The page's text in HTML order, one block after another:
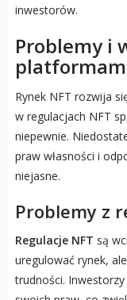
inwestorów.
Problemy i
Rynek NFT rozwija
w regulacjach NFT
niepewnie.
praw własności i
niejasne.
Problemy z
Regulacje NFT są
uregulować rynek,
trudności.